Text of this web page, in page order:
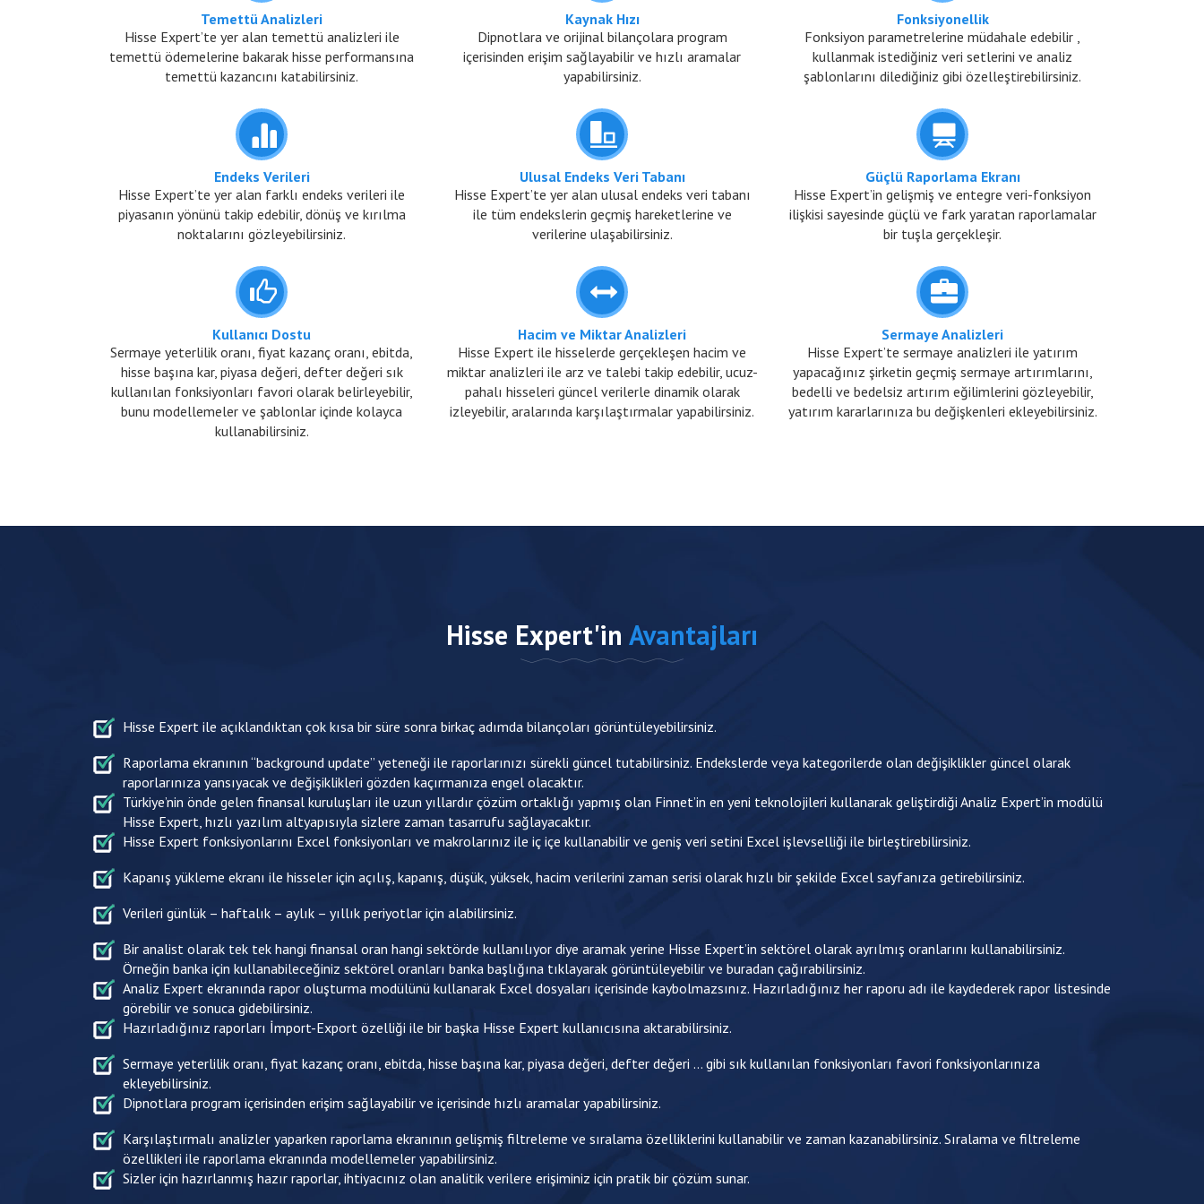
Temettü Analizleri
Hisse Expert’te yer alan temettü analizleri ile
temettü ödemelerine bakarak hisse performansına
temettü kazancını katabilirsiniz.
Endeks Verileri
Hisse Expert’te yer alan farklı endeks verileri ile
piyasanın yönünü takip edebilir, dönüş ve kırılma
noktalarını gözleyebilirsiniz.
Kullanıcı Dostu
Sermaye yeterlilik oranı, fiyat kazanç oranı, ebitda,
hisse başına kar, piyasa değeri, defter değeri sık
kullanılan fonksiyonları favori olarak belirleyebilir,
bunu modellemeler ve şablonlar içinde kolayca
kullanabilirsiniz.
Kaynak Hızı
Dipnotlara ve orijinal bilançolara program
içerisinden erişim sağlayabilir ve hızlı aramalar
yapabilirsiniz.
Ulusal Endeks Veri Tabanı
Hisse Expert’te yer alan ulusal endeks veri tabanı
ile tüm endekslerin geçmiş hareketlerine ve
verilerine ulaşabilirsiniz.
Hacim ve Miktar Analizleri
Hisse Expert ile hisselerde gerçekleşen hacim ve
miktar analizleri ile arz ve talebi takip edebilir, ucuz-
pahalı hisseleri güncel verilerle dinamik olarak
izleyebilir, aralarında karşılaştırmalar yapabilirsiniz.
Fonksiyonellik
Fonksiyon parametrelerine müdahale edebilir ,
kullanmak istediğiniz veri setlerini ve analiz
şablonlarını dilediğiniz gibi özelleştirebilirsiniz.
Güçlü Raporlama Ekranı
Hisse Expert’in gelişmiş ve entegre veri-fonksiyon
ilişkisi sayesinde güçlü ve fark yaratan raporlamalar
bir tuşla gerçekleşir.
Sermaye Analizleri
Hisse Expert’te sermaye analizleri ile yatırım
yapacağınız şirketin geçmiş sermaye artırımlarını,
bedelli ve bedelsiz artırım eğilimlerini gözleyebilir,
yatırım kararlarınıza bu değişkenleri ekleyebilirsiniz.
Hisse Expert'in Avantajları
Hisse Expert ile açıklandıktan çok kısa bir süre sonra birkaç adımda bilançoları görüntüleyebilirsiniz.
Raporlama ekranının “background update” yeteneği ile raporlarınızı sürekli güncel tutabilirsiniz. Endekslerde veya kategorilerde olan değişiklikler güncel olarak
raporlarınıza yansıyacak ve değişiklikleri gözden kaçırmanıza engel olacaktır.
Türkiye’nin önde gelen finansal kuruluşları ile uzun yıllardır çözüm ortaklığı yapmış olan Finnet’in en yeni teknolojileri kullanarak geliştirdiği Analiz Expert’in modülü
Hisse Expert, hızlı yazılım altyapısıyla sizlere zaman tasarrufu sağlayacaktır.
Hisse Expert fonksiyonlarını Excel fonksiyonları ve makrolarınız ile iç içe kullanabilir ve geniş veri setini Excel işlevselliği ile birleştirebilirsiniz.
Kapanış yükleme ekranı ile hisseler için açılış, kapanış, düşük, yüksek, hacim verilerini zaman serisi olarak hızlı bir şekilde Excel sayfanıza getirebilirsiniz.
Verileri günlük – haftalık – aylık – yıllık periyotlar için alabilirsiniz.
Bir analist olarak tek tek hangi finansal oran hangi sektörde kullanılıyor diye aramak yerine Hisse Expert’in sektörel olarak ayrılmış oranlarını kullanabilirsiniz.
Örneğin banka için kullanabileceğiniz sektörel oranları banka başlığına tıklayarak görüntüleyebilir ve buradan çağırabilirsiniz.
Analiz Expert ekranında rapor oluşturma modülünü kullanarak Excel dosyaları içerisinde kaybolmazsınız. Hazırladığınız her raporu adı ile kaydederek rapor listesinde
görebilir ve sonuca gidebilirsiniz.
Hazırladığınız raporları İmport-Export özelliği ile bir başka Hisse Expert kullanıcısına aktarabilirsiniz.
Sermaye yeterlilik oranı, fiyat kazanç oranı, ebitda, hisse başına kar, piyasa değeri, defter değeri … gibi sık kullanılan fonksiyonları favori fonksiyonlarınıza
ekleyebilirsiniz.
Dipnotlara program içerisinden erişim sağlayabilir ve içerisinde hızlı aramalar yapabilirsiniz.
Karşılaştırmalı analizler yaparken raporlama ekranının gelişmiş filtreleme ve sıralama özelliklerini kullanabilir ve zaman kazanabilirsiniz. Sıralama ve filtreleme
özellikleri ile raporlama ekranında modellemeler yapabilirsiniz.
Sizler için hazırlanmış hazır raporlar, ihtiyacınız olan analitik verilere erişiminiz için pratik bir çözüm sunar.